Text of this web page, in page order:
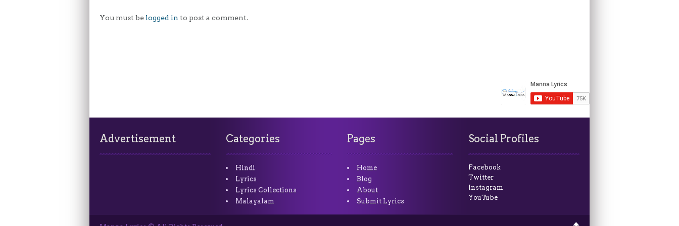
You must be logged in to post a comment.
Advertisement Categories
Hindi
Lyrics
Lyrics Collections
Malayalam
Pages
Home
Blog
About
Submit Lyrics
Social Profiles
Facebook
Twitter
Instagram
YouTube